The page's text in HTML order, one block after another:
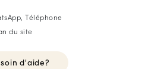
Téléphone
du site
d'aide?